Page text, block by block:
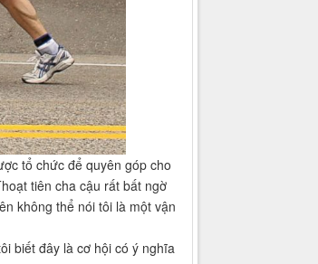
tổ chức để quyên góp cho
tiên cha cậu rất bất ngờ
không thể nói tôi là một vận
biết đây là cơ hội có ý nghĩa